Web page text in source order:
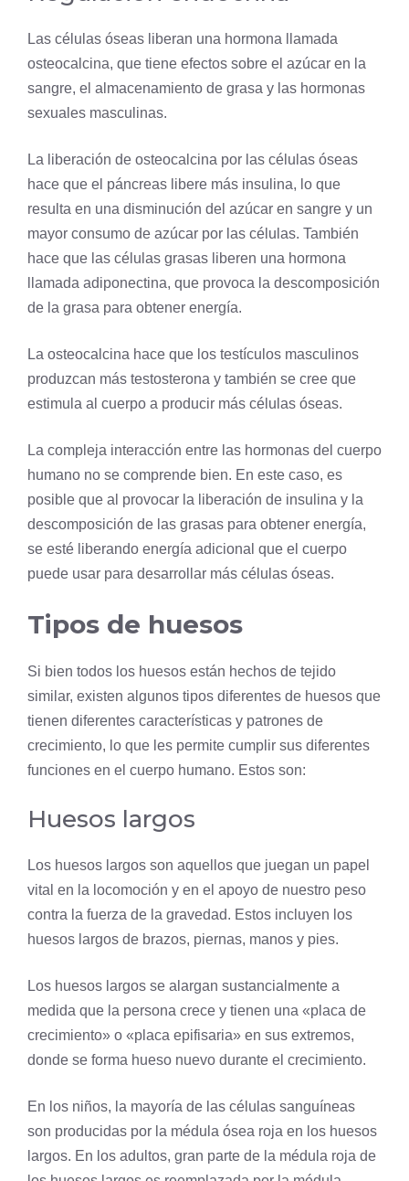
Las células óseas liberan una hormona llamada
osteocalcina, que tiene efectos sobre el azúcar en la
sangre, el almacenamiento de grasa y las hormonas
sexuales masculinas.
La liberación de osteocalcina por las células óseas
hace que el páncreas libere más insulina, lo que
resulta en una disminución del azúcar en sangre y un
mayor consumo de azúcar por las células. También
hace que las células grasas liberen una hormona
llamada adiponectina, que provoca la descomposición
de la grasa para obtener energía.
La osteocalcina hace que los testículos masculinos
produzcan más testosterona y también se cree que
estimula al cuerpo a producir más células óseas.
La compleja interacción entre las hormonas del cuerpo
humano no se comprende bien. En este caso, es
posible que al provocar la liberación de insulina y la
descomposición de las grasas para obtener energía,
se esté liberando energía adicional que el cuerpo
puede usar para desarrollar más células óseas.
Tipos de huesos
Si bien todos los huesos están hechos de tejido
similar, existen algunos tipos diferentes de huesos que
tienen diferentes características y patrones de
crecimiento, lo que les permite cumplir sus diferentes
funciones en el cuerpo humano. Estos son:
Huesos largos
Los huesos largos son aquellos que juegan un papel
vital en la locomoción y en el apoyo de nuestro peso
contra la fuerza de la gravedad. Estos incluyen los
huesos largos de brazos, piernas, manos y pies.
Los huesos largos se alargan sustancialmente a
medida que la persona crece y tienen una «placa de
crecimiento» o «placa epifisaria» en sus extremos,
donde se forma hueso nuevo durante el crecimiento.
En los niños, la mayoría de las células sanguíneas
son producidas por la médula ósea roja en los huesos
largos. En los adultos, gran parte de la médula roja de